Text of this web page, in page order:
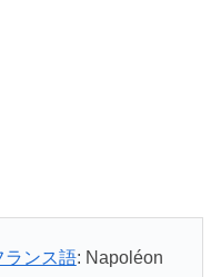
ランス語: Napoléon